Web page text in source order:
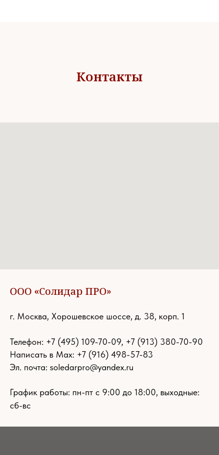
Контакты
ООО «Солидар ПРО»
г. Москва, Хорошевское шоссе, д. 38, корп. 1
Телефон: +7 (495) 109-70-09, +7 (913) 380-70-90
Написать в Max: +7 (916) 498-57-83
Эл. почта: soledarpro@yandex.ru
График работы: пн-пт с 9:00 до 18:00, выходные:
сб-вс